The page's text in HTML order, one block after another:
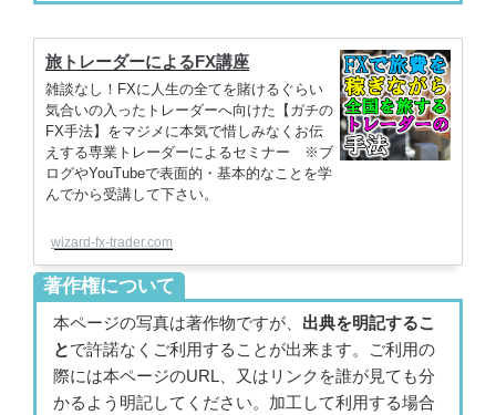
旅トレーダーによるFX講座
雑談なし！FXに人生の全てを賭けるぐらい
気合いの入ったトレーダーへ向けた【ガチの
FX手法】をマジメに本気で惜しみなくお伝
えする専業トレーダーによるセミナー ※ブ
ログやYouTubeで表面的・基本的なことを学
んでから受講して下さい。
wizard-fx-trader.com
著作権について
本ページの写真は著作物ですが、 出典を明記するこ
とで許諾なくご利用することが出来ます。ご利用の
際には本ページのURL、又はリンクを誰が見ても分
かるよう明記してください。加工して利用する場合